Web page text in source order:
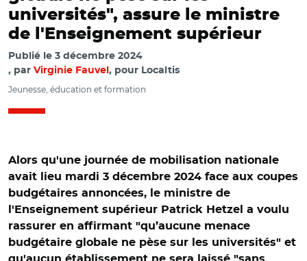
universités", assure le ministre
de l'Enseignement supérieur
Publié le 3 décembre 2024
par Virginie Fauvel , pour Localtis
Jeunesse, éducation et formation
Alors qu'une journée de mobilisation nationale
avait lieu mardi 3 décembre 2024 face aux coupes
budgétaires annoncées, le ministre de
l'Enseignement supérieur Patrick Hetzel a voulu
rassurer en affirmant "qu’aucune menace
budgétaire globale ne pèse sur les universités" et